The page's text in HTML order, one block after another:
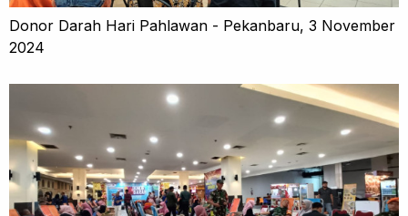
Donor Darah Hari Pahlawan - Pekanbaru, 3 November
2024